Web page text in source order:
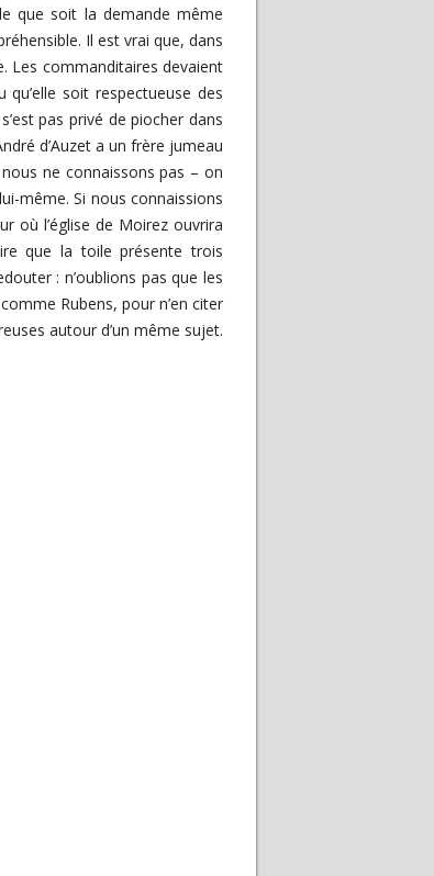
que soit la demande même
Il est vrai que, dans
Les commanditaires devaient
soit respectueuse des
pas privé de piocher dans
d’Auzet a un frère jumeau
ne connaissons pas – on
même. Si nous connaissions
où l’église de Moirez ouvrira
que la toile présente trois
: n’oublions pas que les
Rubens, pour n’en citer
autour d’un même sujet.